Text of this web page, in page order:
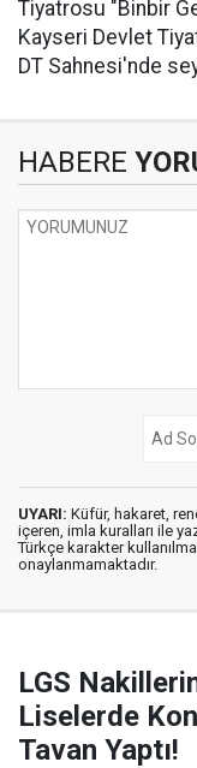
Tiyatrosu "Binbir
Kayseri Devlet
DT Sahnesi'nde
HABERE
UYARI: Küfür, hakaret,
içeren, imla kuralları ile
Türkçe karakter
onaylanmamaktadır.
LGS
Liselerde
Tavan Yaptı!